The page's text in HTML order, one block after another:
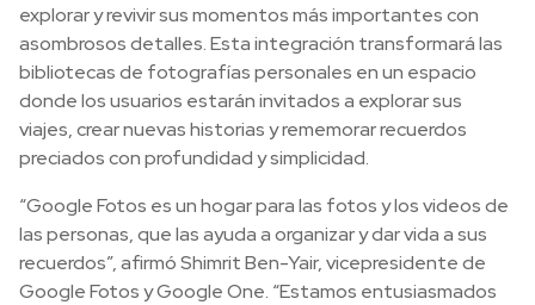
explorar y revivir sus momentos más importantes con
asombrosos detalles. Esta integración transformará las
bibliotecas de fotografías personales en un espacio
donde los usuarios estarán invitados a explorar sus
viajes, crear nuevas historias y rememorar recuerdos
preciados con profundidad y simplicidad.
“Google Fotos es un hogar para las fotos y los videos de
las personas, que las ayuda a organizar y dar vida a sus
recuerdos”, afirmó Shimrit Ben-Yair, vicepresidente de
Google Fotos y Google One. “Estamos entusiasmados